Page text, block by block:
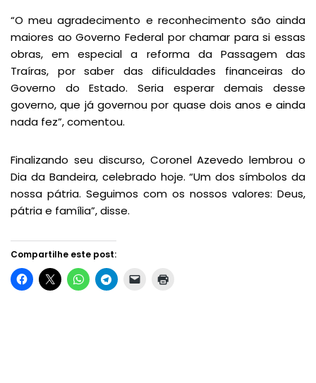
“O meu agradecimento e reconhecimento são ainda
maiores ao Governo Federal por chamar para si essas
obras, em especial a reforma da Passagem das
Traíras, por saber das dificuldades financeiras do
Governo do Estado. Seria esperar demais desse
governo, que já governou por quase dois anos e ainda
nada fez”, comentou.
Finalizando seu discurso, Coronel Azevedo lembrou o
Dia da Bandeira, celebrado hoje. “Um dos símbolos da
nossa pátria. Seguimos com os nossos valores: Deus,
pátria e família”, disse.
Compartilhe este post: